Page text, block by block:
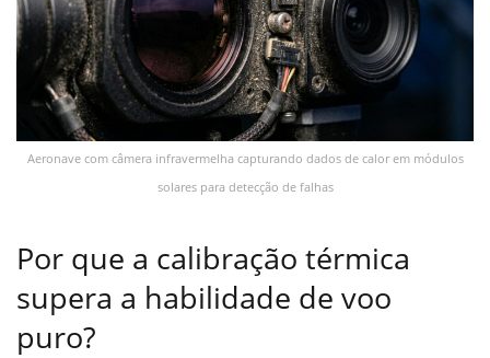
Aeronave com câmera infravermelha capturando dados de calor em módulos
solares para detecção de falhas
Por que a calibração térmica
supera a habilidade de voo
puro?